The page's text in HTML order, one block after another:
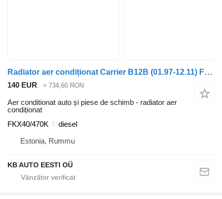
Radiator aer condiționat Carrier B12B (01.97-12.11) FKX40/470K pentru autobuz Volvo B6, B7, B9, B10, B12 bus (1978-2011)
140 EUR ≈ 734,60 RON
Aer conditionat auto și piese de schimb - radiator aer
condiționat
FKX40/470K
diesel
Estonia, Rummu
KB AUTO EESTI OÜ